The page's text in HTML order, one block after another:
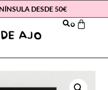
DESDE 50€
0